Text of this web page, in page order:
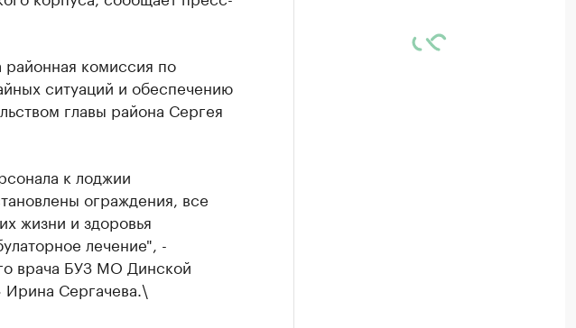
комиссия по
ситуаций и обеспечению
главы района Сергея
к лоджии
ограждения, все
жизни и здоровья
лечение", -
врача БУЗ МО Динской
Ирина Сергачева.\